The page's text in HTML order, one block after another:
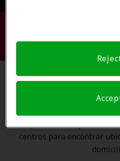
Notice (link here below). If
preference signal, we will
Busque su
Gracias a nuestra
centros para encontrar